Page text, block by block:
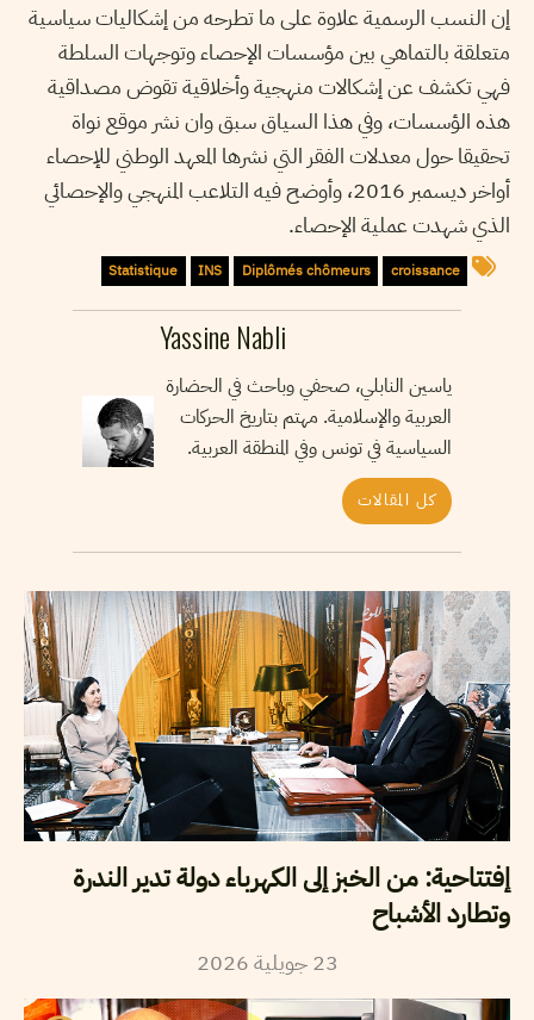
إن النسب الرسمية علاوة على ما تطرحه من إشكاليات سياسية
متعلقة بالتماهي بين مؤسسات الإحصاء وتوجهات السلطة
فهي تكشف عن إشكالات منهجية وأخلاقية تقوض مصداقية
هذه الؤسسات، وفي هذا السياق سبق وان نشر موقع نواة
تحقيقا حول معدلات الفقر التي نشرها المعهد الوطني للإحصاء
أواخر ديسمبر 2016، وأوضح فيه التلاعب المنهجي والإحصائي
الذي شهدت عملية الإحصاء.
croissance
Diplômés chômeurs
INS
Statistique
Yassine Nabli
ياسين النابلي، صحفي وباحث في الحضارة
العربية والإسلامية. مهتم بتاريخ الحركات
السياسية في تونس وفي المنطقة العربية.
كل المقالات
إفتتاحية: من الخبز إلى الكهرباء دولة تدير الندرة
وتطارد الأشباح
23 جويلية2026